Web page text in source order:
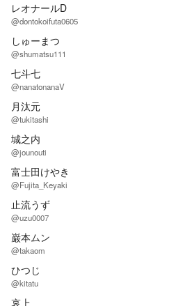
レオナールD
@dontokoifuta0605
しゅーまつ
@shumatsu111
七斗七
@nanatonanaV
月汰元
@tukitashi
城之内
@jounouti
富士田けやき
@Fujita_Keyaki
止流うず
@uzu0007
巌本ムン
@takaom
ひつじ
@kitatu
哀上